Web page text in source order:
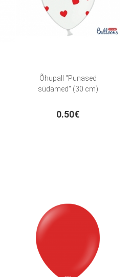
Õhupall "Punased
südamed" (30 cm)
0.50€